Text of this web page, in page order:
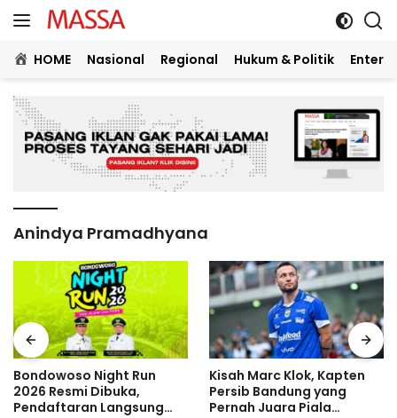
Langsung
ke
konten
HOME Nasional Regional Hukum & Politik
Anindya Pramadhyana
Bondowoso Night Run
2026 Resmi Dibuka,
Pendaftaran Langsung
Kisah Marc Klok, Kapten
Persib Bandung yang
Pernah Juara Piala